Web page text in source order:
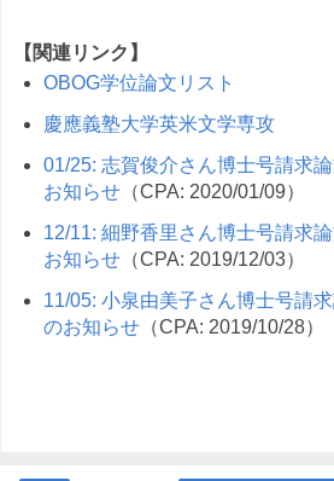
【関連リンク】
OBOG学位論文リスト
慶應義塾大学英米文学専攻
01/25: 志賀俊介さん博士号請求
お知らせ（CPA: 2020/01/09）
12/11: 細野香里さん博士号請求
お知らせ（CPA: 2019/12/03）
11/05: 小泉由美子さん博士号請
のお知らせ（CPA: 2019/10/28）